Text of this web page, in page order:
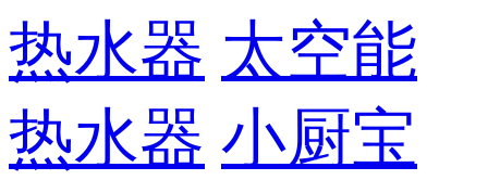
热水器 太空能
热水器 小厨宝